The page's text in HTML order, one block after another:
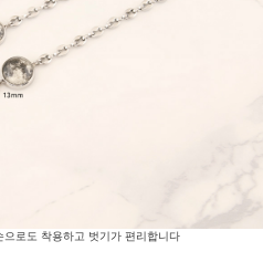
로도 착용하고 벗기가 편리합니다